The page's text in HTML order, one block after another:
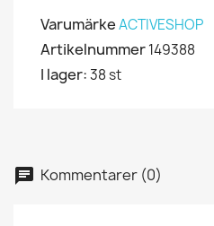
VarumärkeACTIVESHOP
Artikelnummer149388
I lager:38 st
Kommentarer (0)